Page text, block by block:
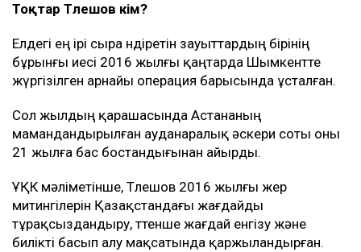
Тоқтар Төлешов кім?
Елдегі ең ірі сыра өндіретін зауыттардың бірінің
бұрынғы иесі 2016 жылғы қаңтарда Шымкентте
жүргізілген арнайы операция барысында ұсталған.
Сол жылдың қарашасында Астананың
мамандандырылған ауданаралық әскери соты оны
21 жылға бас бостандығынан айырды.
ҰҚК мәліметінше, Төлешов 2016 жылғы жер
митингілерін Қазақстандағы жағдайды
тұрақсыздандыру, төтенше жағдай енгізу және
билікті басып алу мақсатында қаржыландырған.